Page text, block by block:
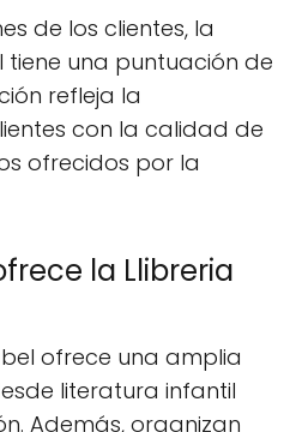
de los clientes, la
tiene una puntuación de
refleja la
con la calidad de
ofrecidos por la
la Llibreria
ofrece una amplia
literatura infantil
Además, organizan